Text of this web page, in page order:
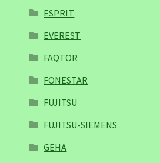
ESPRIT
EVEREST
FAQTOR
FONESTAR
FUJITSU
FUJITSU-SIEMENS
GEHA